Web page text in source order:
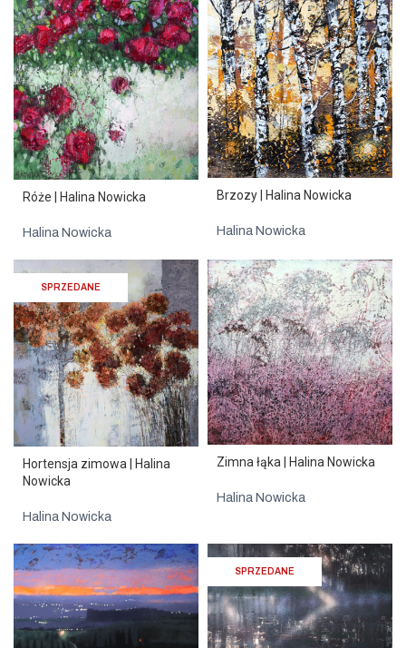
Róże | Halina Nowicka
Halina Nowicka
Brzozy | Halina Nowicka
Halina Nowicka
SPRZEDANE
Hortensja zimowa | Halina
Nowicka
Halina Nowicka
Zimna łąka | Halina Nowicka
Halina Nowicka
SPRZEDANE